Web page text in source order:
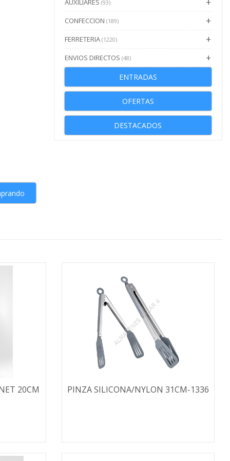
AUXILIARES (93)
CONFECCION (189)
FERRETERIA (1220)
ENVIOS DIRECTOS (48)
ENTRADAS
OFERTAS
DESTACADOS
20CM PINZA SILICONA/NYLON 31CM-1336